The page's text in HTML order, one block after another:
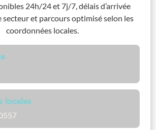
24h/24 et 7j/7, délais d’arrivée
secteur et parcours optimisé selon les
coordonnées locales.
locales